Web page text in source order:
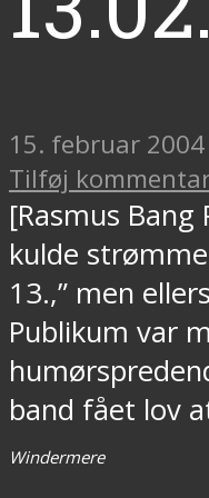
15. februar 2004
Tilføj
[Rasmus
kulde
13.,” men
Publikum var
band fået lov
Windermere